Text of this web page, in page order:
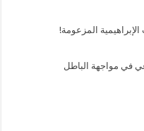
الإبراهيمية المزعومة!
في مواجهة الباطل